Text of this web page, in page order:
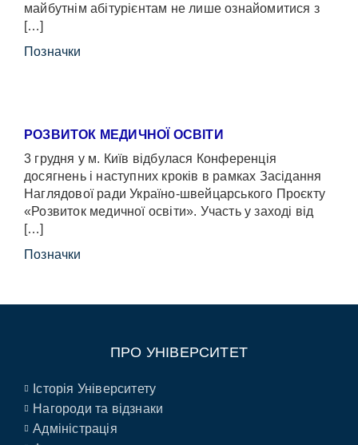
майбутнім абітурієнтам не лише ознайомитися з
[…]
Позначки
РОЗВИТОК МЕДИЧНОЇ ОСВІТИ
3 грудня у м. Київ відбулася Конференція
досягнень і наступних кроків в рамках Засідання
Наглядової ради Україно-швейцарського Проєкту
«Розвиток медичної освіти». Участь у заході від
[…]
Позначки
ПРО УНІВЕРСИТЕТ
Історія Університету
Нагороди та відзнаки
Адміністрація